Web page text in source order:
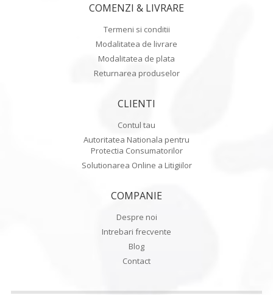
COMENZI & LIVRARE
Termeni si conditii
Modalitatea de livrare
Modalitatea de plata
Returnarea produselor
CLIENTI
Contul tau
Autoritatea Nationala pentru
Protectia Consumatorilor
Solutionarea Online a Litigiilor
COMPANIE
Despre noi
Intrebari frecvente
Blog
Contact